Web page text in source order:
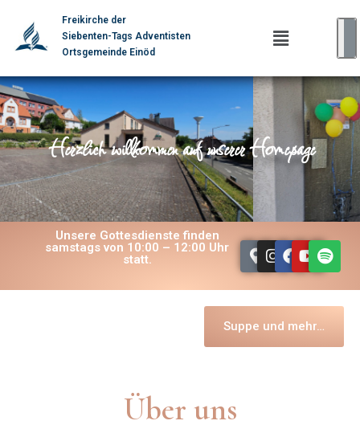
Freikirche der
Siebenten-Tags Adventisten
Ortsgemeinde Einöd
Herzlich willkommen auf unserer Homepage
Unsere Gottesdienste finden
samstags von 10:00 – 12:00 Uhr
statt.
Suppe und mehr…
Über uns